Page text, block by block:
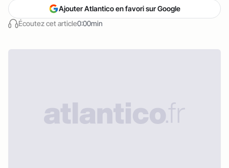
Écoutez cet article0:00min
Ajouter Atlantico en favori sur Google